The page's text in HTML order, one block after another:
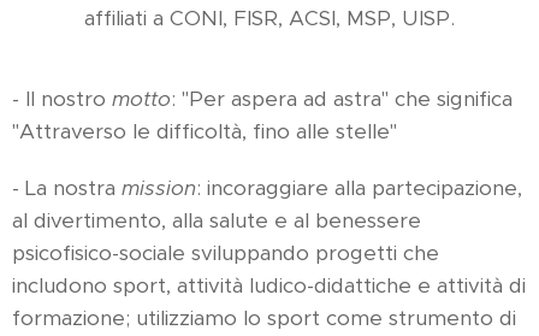
affiliati a CONI, FISR, ACSI, MSP, UISP.
- Il nostro motto: "Per aspera ad astra" che significa
"Attraverso le difficoltà, fino alle stelle"
- La nostra mission: incoraggiare alla partecipazione,
al divertimento, alla salute e al benessere
psicofisico-sociale sviluppando progetti che
includono sport, attività ludico-didattiche e attività di
formazione; utilizziamo lo sport come strumento di